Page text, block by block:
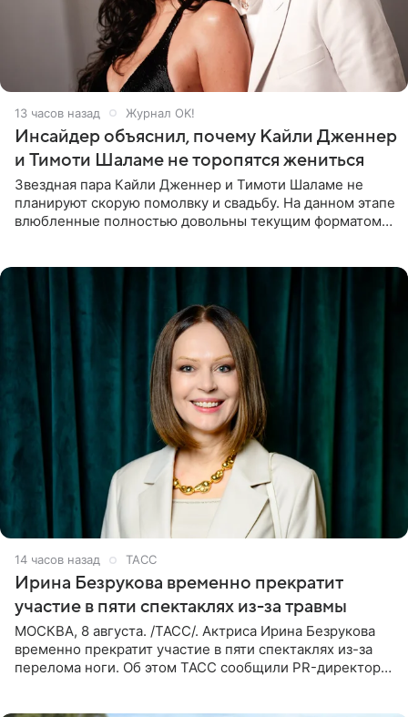
13 часов назад Журнал OK!
Инсайдер объяснил, почему Кайли Дженнер
и Тимоти Шаламе не торопятся жениться
Звездная пара Кайли Дженнер и Тимоти Шаламе не
планируют скорую помолвку и свадьбу. На данном этапе
влюбленные полностью довольны текущим форматом
14 часов назад ТАСС
Ирина Безрукова временно прекратит
участие в пяти спектаклях из-за травмы
МОСКВА, 8 августа. /ТАСС/. Актриса Ирина Безрукова
временно прекратит участие в пяти спектаклях из-за
перелома ноги. Об этом ТАСС сообщили PR-директор